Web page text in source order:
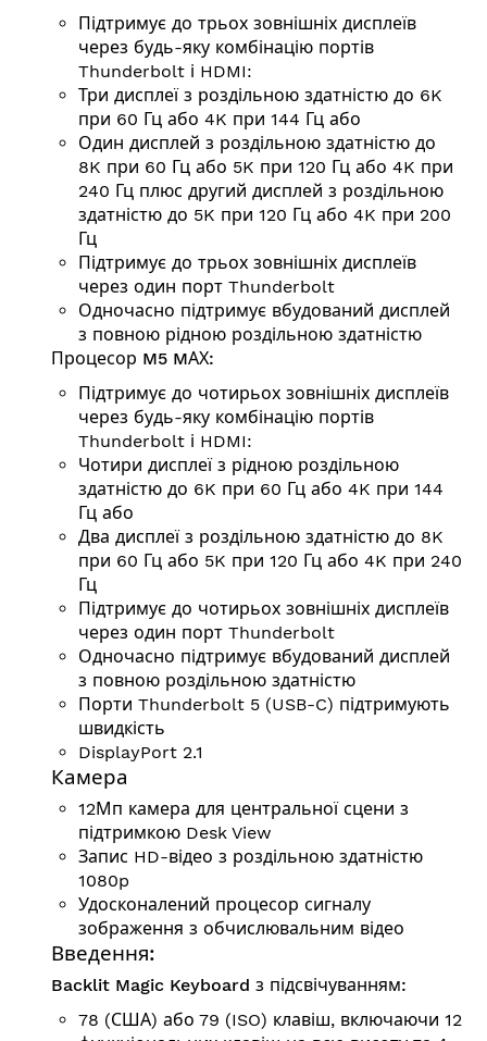
Підтримує до трьох зовнішніх дисплеїв
через будь-яку комбінацію портів
Thunderbolt і HDMI:
Три дисплеї з роздільною здатністю до 6K
при 60 Гц або 4K при 144 Гц або
Один дисплей з роздільною здатністю до
8K при 60 Гц або 5K при 120 Гц або 4K при
240 Гц плюс другий дисплей з роздільною
здатністю до 5K при 120 Гц або 4K при 200
Гц
Підтримує до трьох зовнішніх дисплеїв
через один порт Thunderbolt
Одночасно підтримує вбудований дисплей
з повною рідною роздільною здатністю
Процесор M5 MАХ:
Підтримує до чотирьох зовнішніх дисплеїв
через будь-яку комбінацію портів
Thunderbolt і HDMI:
Чотири дисплеї з рідною роздільною
здатністю до 6K при 60 Гц або 4K при 144
Гц або
Два дисплеї з роздільною здатністю до 8K
при 60 Гц або 5K при 120 Гц або 4K при 240
Гц
Підтримує до чотирьох зовнішніх дисплеїв
через один порт Thunderbolt
Одночасно підтримує вбудований дисплей
з повною роздільною здатністю
Порти Thunderbolt 5 (USB-C) підтримують
швидкість
DisplayPort 2.1
Камера
12Мп камера для центральної сцени з
підтримкою Desk View
Запис HD-відео з роздільною здатністю
1080p
Удосконалений процесор сигналу
зображення з обчислювальним відео
Введення:
Backlit Magic Keyboard з підсвічуванням:
78 (США) або 79 (ISO) клавіш, включаючи 12